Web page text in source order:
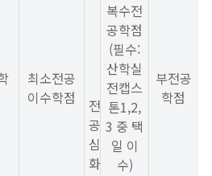
최소전공
이수학점
전
공
심
화
복수전
공학점
(필수:
산학실
전캡스
톤1,2,
3 중 택
일 이
수)
부전공
학점